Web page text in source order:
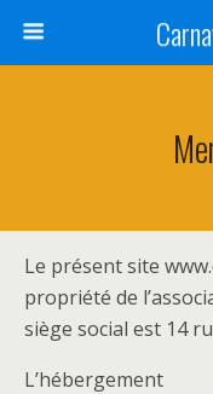
Le présent site
propriété de
siège social est 14
L’hébergement